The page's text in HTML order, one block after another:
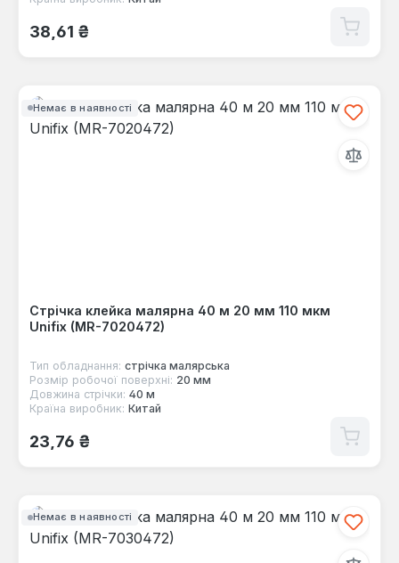
Звичайна ціна:
38,61 ₴
Немає в наявності
Стрічка клейка малярна 40 м 20 мм 110 мкм
Unifix (MR-7020472)
Тип обладнання: стрічка малярська
Розмір робочої поверхні: 20 мм
Довжина стрічки: 40 м
Країна виробник: Китай
Звичайна ціна:
23,76 ₴
Немає в наявності